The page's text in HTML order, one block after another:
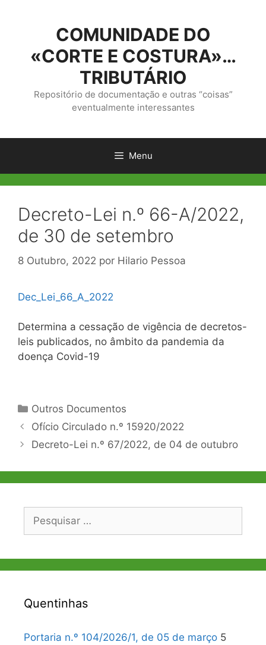
conteúdo
COMUNIDADE DO
«CORTE E COSTURA»…
TRIBUTÁRIO
Repositório de documentação e outras “coisas”
eventualmente interessantes
Menu
Decreto-Lei n.º 66-A/2022,
de 30 de setembro
8 Outubro, 2022 por Hilario Pessoa
Dec_Lei_66_A_2022
Determina a cessação de vigência de decretos-
leis publicados, no âmbito da pandemia da
doença Covid-19
Categorias
Outros Documentos
Navegação
de
Ofício Circulado n.º 15920/2022
Decreto-Lei n.º 67/2022, de 04 de outubro
por:
Quentinhas
Portaria n.º 104/2026/1, de 05 de março 5